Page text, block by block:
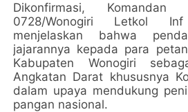
Dikonfirmasi, Komandan
0728/Wonogiri Letkol
menjelaskan bahwa
jajarannya kepada para
Kabupaten Wonogiri
Angkatan Darat khususnya
dalam upaya mendukung
pangan nasional.